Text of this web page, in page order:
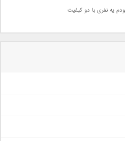
یه نفری با دو کیفیت